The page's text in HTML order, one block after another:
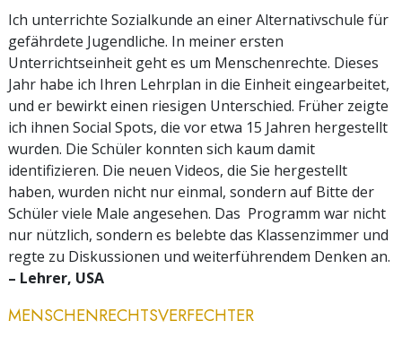
Ich unterrichte Sozialkunde an einer Alternativschule für
gefährdete Jugendliche. In meiner ersten
Unterrichtseinheit geht es um Menschenrechte. Dieses
Jahr habe ich Ihren Lehrplan in die Einheit eingearbeitet,
und er bewirkt einen riesigen Unterschied. Früher zeigte
ich ihnen Social Spots, die vor etwa 15 Jahren hergestellt
wurden. Die Schüler konnten sich kaum damit
identifizieren. Die neuen Videos, die Sie hergestellt
haben, wurden nicht nur einmal, sondern auf Bitte der
Schüler viele Male angesehen. Das Programm war nicht
nur nützlich, sondern es belebte das Klassenzimmer und
regte zu Diskussionen und weiterführendem Denken an.
– Lehrer, USA
MENSCHENRECHTSVERFECHTER